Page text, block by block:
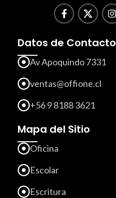
Datos de Contacto
Av Apoquindo 7331
ventas@offione.cl
+56 9 8188 3621
Mapa del Sitio
Oficina
Escolar
Escritura